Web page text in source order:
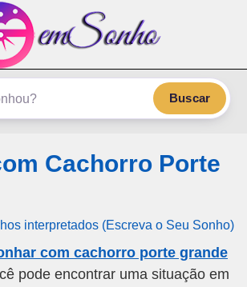
mais
Buscar
Cachorro Porte
interpretados (Escreva o Seu Sonho)
com cachorro porte grande
pode encontrar uma situação em